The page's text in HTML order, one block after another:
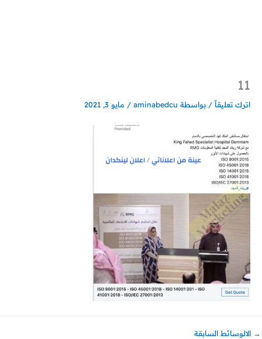
11
اترك تعليقاً / بواسطة aminabedcu
/ مايو 3, 2021
→ الالوسائط السابقة